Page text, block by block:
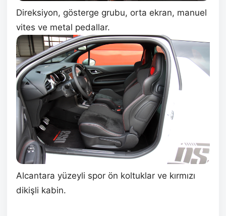
Direksiyon, gösterge grubu, orta ekran, manuel
vites ve metal pedallar.
Alcantara yüzeyli spor ön koltuklar ve kırmızı
dikişli kabin.